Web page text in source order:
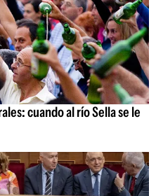
cuando al río Sella se le